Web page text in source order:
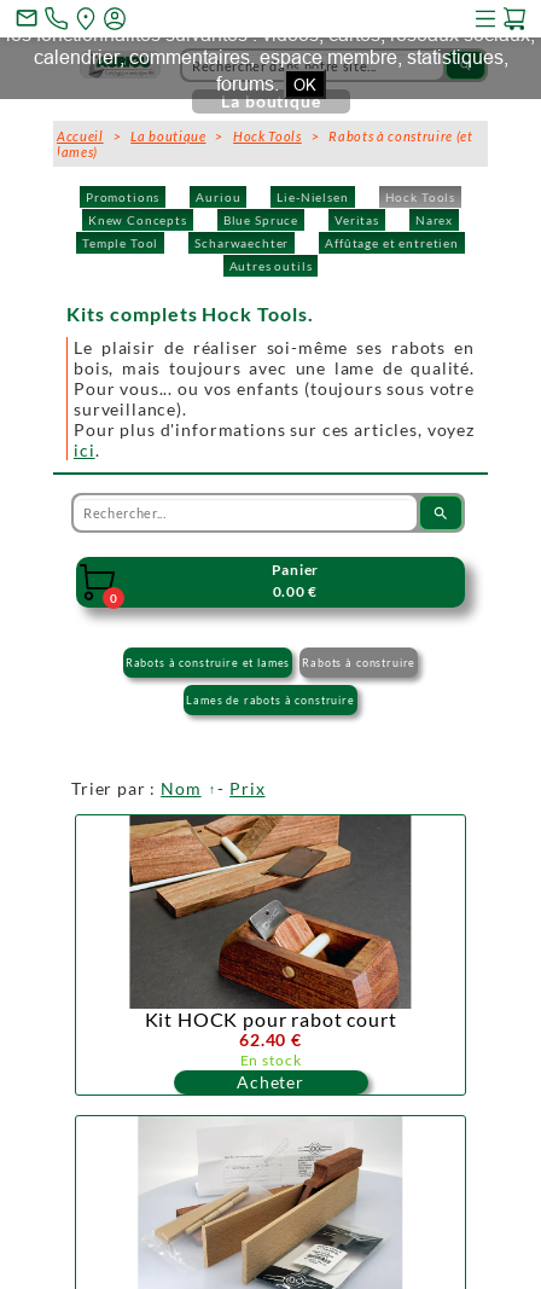
search
Promotions Auriou Lie-Nielsen
Hock Tools
Knew Concepts
Blue Spruce Veritas
Narex
Temple Tool
Scharwaechter
Affûtage et entretien
Autres outils
La boutique
Accueil >La boutique >Hock Tools > Rabots à construire (et
lames)
Kits complets Hock Tools.
Le plaisir de réaliser soi-même ses rabots en
bois, mais toujours avec une lame de qualité.
Pour vous... ou vos enfants (toujours sous votre
surveillance).
Pour plus d'informations sur ces articles, voyez
ici.
search

0
Panier
0.00 €
Rabots à construire et lames Rabots à construire
Lames de rabots à construire
Trier par : Nom - Prix
Kit HOCK pour rabot court
62.40 €
En stock
Acheter
mail_outline
Ce site et des sites tiers qu'il utilise collectent des cookies pour
les fonctionnalités suivantes : vidéos, cartes, réseaux sociaux,
calendrier, commentaires, espace membre, statistiques,
forums. OK